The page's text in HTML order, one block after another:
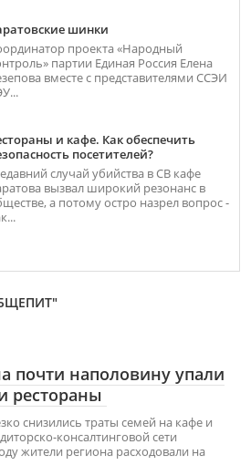
шинки
проекта «Народный
партии Единая Россия Елена
вместе с представителями ССЭИ
и кафе. Как обеспечить
посетителей?
случай убийства в СВ кафе
вызвал широкий резонанс в
а потому остро назрел вопрос -
почти наполовину упали
рестораны
снизились траты семей на кафе и
консалтинговой сети
жители региона расходовали на